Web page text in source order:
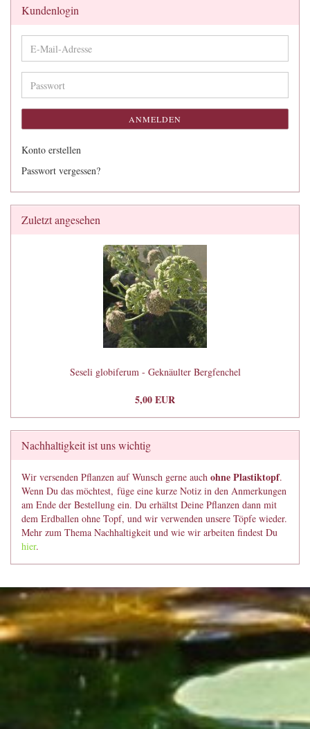
Kundenlogin
E-
Mail-
Adresse
Passwort
ANMELDEN
Konto erstellen
Passwort vergessen?
Zuletzt angesehen
Seseli globiferum - Geknäulter Bergfenchel
5,00 EUR
Nachhaltigkeit ist uns wichtig
Wir versenden Pflanzen auf Wunsch gerne auch ohne Plastiktopf.
Wenn Du das möchtest, füge eine kurze Notiz in den Anmerkungen
am Ende der Bestellung ein. Du erhältst Deine Pflanzen dann mit
dem Erdballen ohne Topf, und wir verwenden unsere Töpfe wieder.
Mehr zum Thema Nachhaltigkeit und wie wir arbeiten findest Du
hier.